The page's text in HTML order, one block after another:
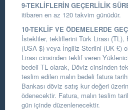
9-TEKLİFLERİN GEÇERLİLİK
itibaren en az 120 takvim günüdür.
10-TEKLİF VE ÖDEMELERDE
İstekliler, tekliflerini Türk Lirası (TL),
(USA $) veya İngiliz Sterlini (UK £)
Lirası cinsinden teklif veren
bedeli TL olarak, Döviz cinsinden
teslim edilen malın bedeli fatura
Bankası döviz satış kur değeri
ödenecektir. Fatura, malın teslim
gün içinde düzenlenecektir.